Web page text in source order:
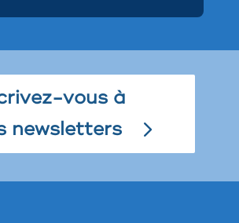
vous à
newsletters